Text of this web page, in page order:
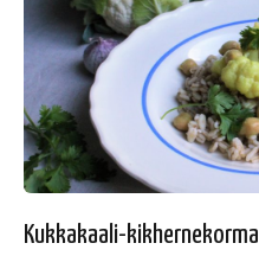
Kukkakaali-kikhernekorma